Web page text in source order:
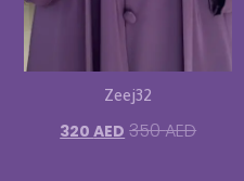
Zeej32
350AED
320AED